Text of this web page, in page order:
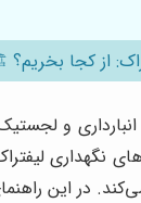
از کجا
و
نگهداری
در این